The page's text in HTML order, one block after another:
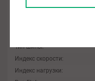
Тип шины:
Индекс скорости:
Индекс нагрузки: